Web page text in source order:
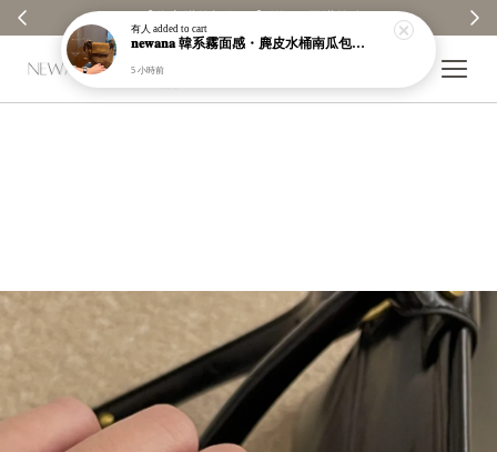
有人 added to cart
𝐧𝐞𝐰𝐚𝐧𝐚 韓系霧面感・麂皮水桶南瓜包｜通勤日常包｜高級皮革｜現貨＋預購【nk62】
5 小時前